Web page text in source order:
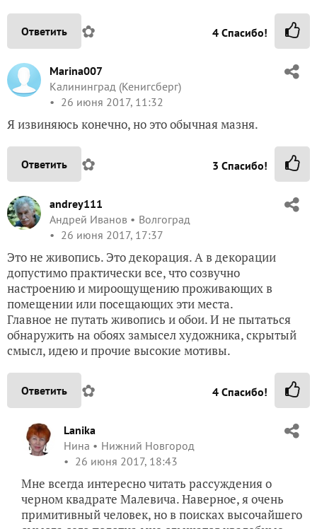
Ответить ✿ 4 Спасибо!
Marina007
Калининград (Кенигсберг)
26 июня 2017, 11:32
Я извиняюсь конечно, но это обычная мазня.
Ответить ✿ 3 Спасибо!
andrey111
Андрей Иванов
Волгоград
26 июня 2017, 17:37
Это не живопись. Это декорация. А в декорации
допустимо практически все, что созвучно
настроению и мироощущению проживающих в
помещении или посещающих эти места.
Главное не путать живопись и обои. И не пытаться
обнаружить на обоях замысел художника, скрытый
смысл, идею и прочие высокие мотивы.
Ответить ✿ 4 Спасибо!
Lanika
Нина
Нижний Новгород
26 июня 2017, 18:43
Мне всегда интересно читать рассуждения о
черном квадрате Малевича. Наверное, я очень
примитивный человек, но в поисках высочайшего